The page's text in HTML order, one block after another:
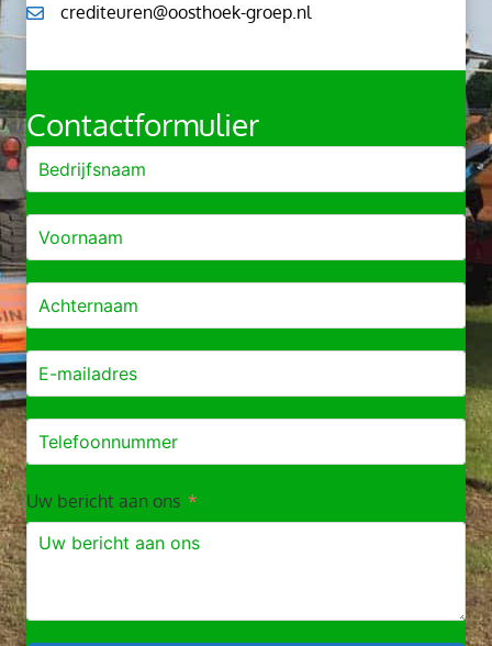
crediteuren@oosthoek-groep.nl
Contactformulier
Uw bericht aan ons